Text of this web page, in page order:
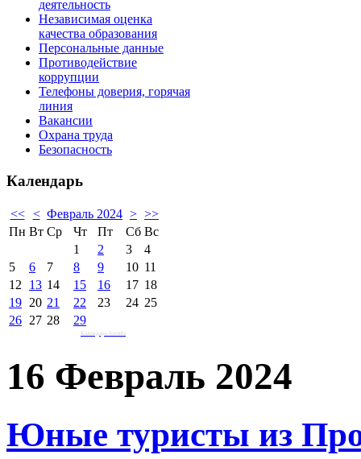
деятельность
Независимая оценка
качества образования
Персональные данные
Противодействие
коррупции
Телефоны доверия, горячая
линия
Вакансии
Охрана труда
Безопасность
Календарь
<< < Февраль 2024 > >>
Пн Вт Ср Чт Пт Сб Вс
1
2 3
4
5
6 7 8 9 10 11
12
13 14 15 16 17 18
19 20 21 22 23 24 25
26 27 28 29
Календарь Joomla
16 Февраль 2024
Юные туристы из